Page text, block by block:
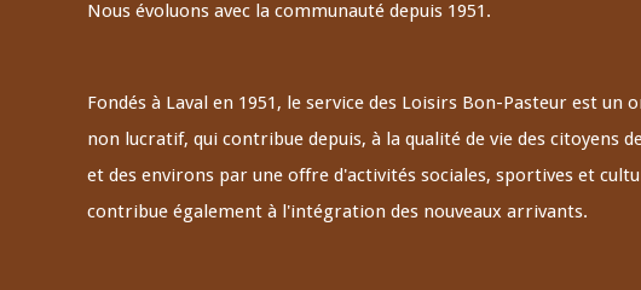
Nous évoluons avec la communauté depuis 1951.
Fondés à Laval en 1951, le service des Loisirs Bon-Pasteur est un
non lucratif, qui contribue depuis, à la qualité de vie des citoyens
et des environs par une offre d'activités sociales, sportives et
contribue également à l'intégration des nouveaux arrivants.